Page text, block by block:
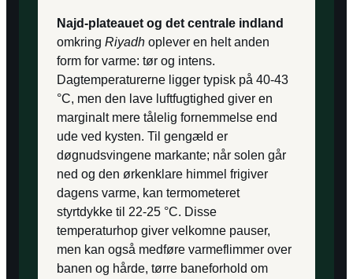
Najd-plateauet og det centrale indland
omkring Riyadh oplever en helt anden
form for varme: tør og intens.
Dagtemperaturerne ligger typisk på 40-43
°C, men den lave luftfugtighed giver en
marginalt mere tålelig fornemmelse end
ude ved kysten. Til gengæld er
døgnudsvingene markante; når solen går
ned og den ørkenklare himmel frigiver
dagens varme, kan termometeret
styrtdykke til 22-25 °C. Disse
temperaturhop giver velkomne pauser,
men kan også medføre varmeflimmer over
banen og hårde, tørre baneforhold om